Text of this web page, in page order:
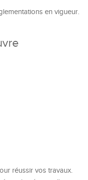
en vigueur.
réussir vos travaux.